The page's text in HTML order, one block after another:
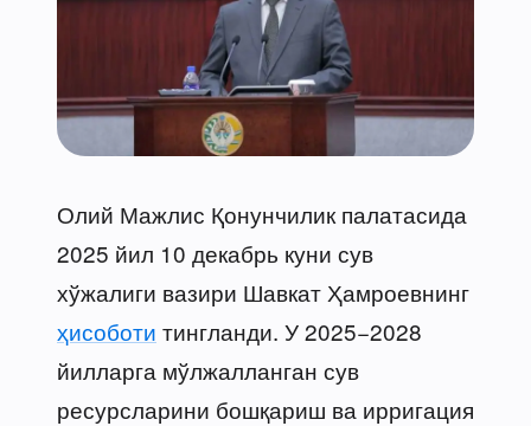
Олий Мажлис Қонунчилик палатасида
2025 йил 10 декабрь куни сув
хўжалиги вазири Шавкат Ҳамроевнинг
ҳисоботи тингланди. У 2025−2028
йилларга мўлжалланган сув
ресурсларини бошқариш ва ирригация